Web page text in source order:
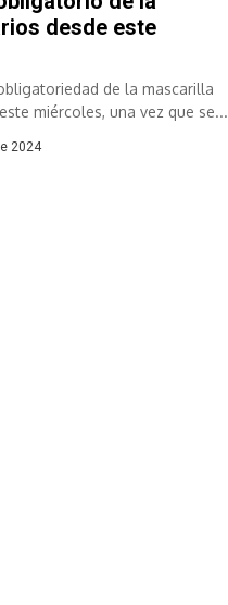
desde este
de la mascarilla
miércoles, una vez que se...
2024